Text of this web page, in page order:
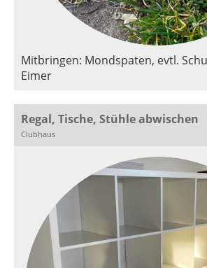
Mitbringen: Mondspaten, evtl.
Eimer
Regal, Tische, Stühle abwischen
Clubhaus